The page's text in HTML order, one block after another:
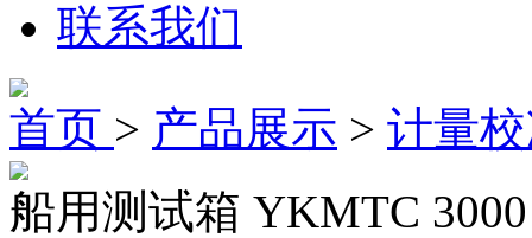
联系我们
首页 > 产品展示 > 计量
船用测试箱 YKMTC 3000